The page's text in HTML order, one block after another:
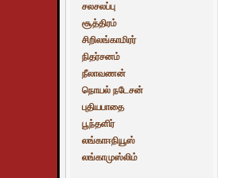
சலசலப்பு
சூத்திரம்
சிறிலங்காமிரர்
நிதர்சனம்
நீலாவணன்
நொயல் நடேசன்
புதியபாதை
பூந்தளிர்
லங்காஈநியூஸ்
லங்காமுஸ்லிம்